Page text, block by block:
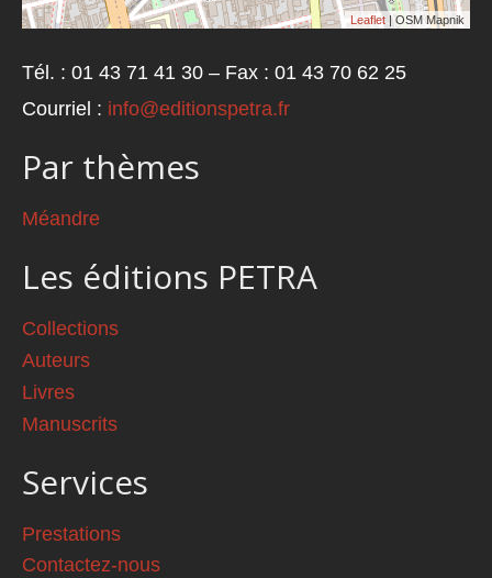
Leaflet | OSM Mapnik
Tél. : 01 43 71 41 30 – Fax : 01 43 70 62 25
Courriel : info@editionspetra.fr
Par thèmes
Méandre
Les éditions PETRA
Collections
Auteurs
Livres
Manuscrits
Services
Prestations
Contactez-nous